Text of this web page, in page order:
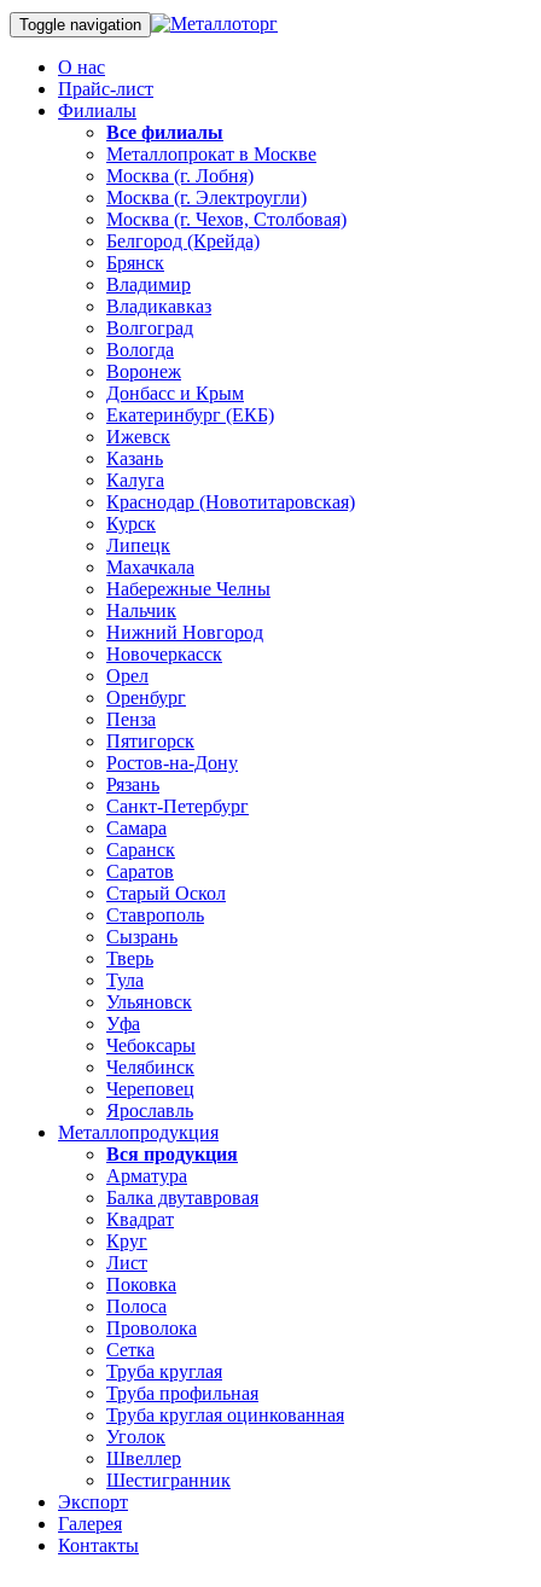
Toggle navigation
О нас
Прайс-лист
Филиалы
Все филиалы
Металлопрокат в Москве
Москва (г. Лобня)
Москва (г. Электроугли)
Москва (г. Чехов, Столбовая)
Белгород (Крейда)
Брянск
Владимир
Владикавказ
Волгоград
Вологда
Воронеж
Донбасс и Крым
Екатеринбург (ЕКБ)
Ижевск
Казань
Калуга
Краснодар (Новотитаровская)
Курск
Липецк
Махачкала
Набережные Челны
Нальчик
Нижний Новгород
Новочеркасск
Орел
Оренбург
Пенза
Пятигорск
Ростов-на-Дону
Рязань
Санкт-Петербург
Самара
Саранск
Саратов
Старый Оскол
Ставрополь
Сызрань
Тверь
Тула
Ульяновск
Уфа
Чебоксары
Челябинск
Череповец
Ярославль
Металлопродукция
Вся продукция
Арматура
Балка двутавровая
Квадрат
Круг
Лист
Поковка
Полоса
Проволока
Сетка
Труба круглая
Труба профильная
Труба круглая оцинкованная
Уголок
Швеллер
Шестигранник
Экспорт
Галерея
Контакты